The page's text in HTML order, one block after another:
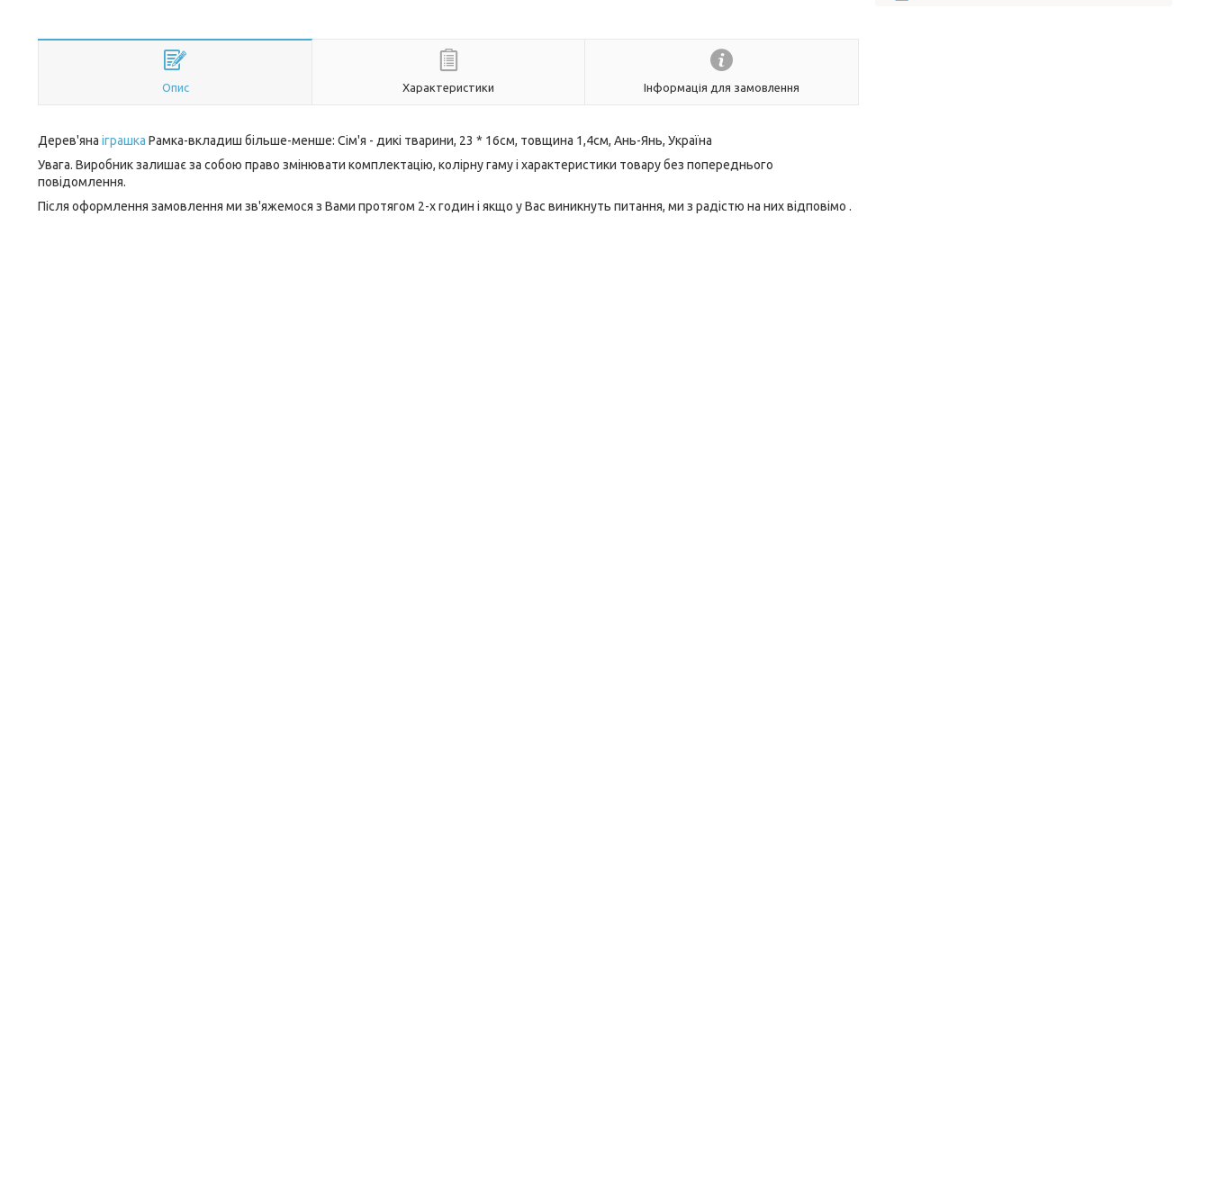
Опис Характеристики Інформація для замовлення
Дерев'яна іграшка Рамка-вкладиш більше-менше: Сім'я - дикі тварини, 23 * 16см, товщина 1,4см, Ань-Янь, Україна
Увага. Виробник залишає за собою право змінювати комплектацію, колірну гаму і характеристики товару без попереднього
повідомлення.
Після оформлення замовлення ми зв'яжемося з Вами протягом 2-х годин і якщо у Вас виникнуть питання, ми з радістю на них відповімо .